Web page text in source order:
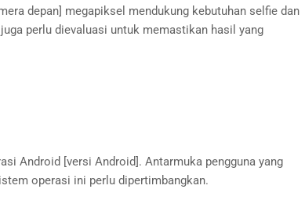
depan] megapiksel mendukung kebutuhan selfie dan
perlu dievaluasi untuk memastikan hasil yang
Android [versi Android]. Antarmuka pengguna yang
operasi ini perlu dipertimbangkan.